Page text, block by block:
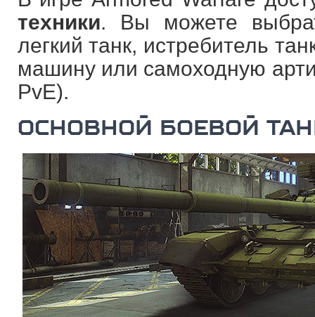
техники. Вы можете
легкий танк, истребитель
машину или самоходную
PvE).
ОСНОВНОЙ БОЕВОЙ